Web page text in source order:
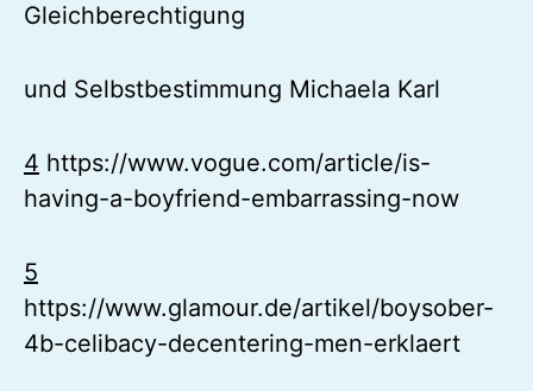
Gleichberechtigung
und Selbstbestimmung Michaela Karl
4 https://www.vogue.com/article/is-
having-a-boyfriend-embarrassing-now
5
https://www.glamour.de/artikel/boysober-
4b-celibacy-decentering-men-erklaert